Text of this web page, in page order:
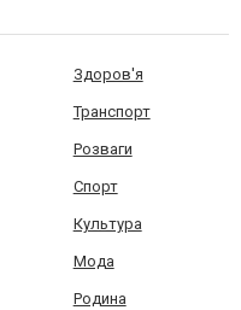
Здоров'я
Транспорт
Розваги
Спорт
Культура
Мода
Родина